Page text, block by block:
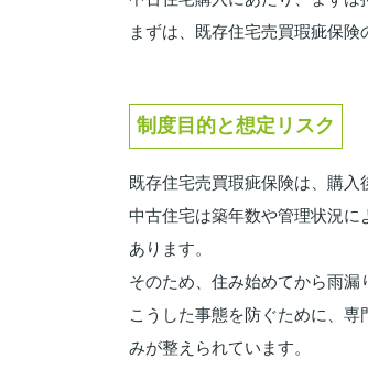
まずは、既存住宅売買瑕疵保険
制度目的と想定リスク
既存住宅売買瑕疵保険は、購入
中古住宅は築年数や管理状況
あります。
そのため、住み始めてから雨漏
こうした事態を防ぐために、
みが整えられています。